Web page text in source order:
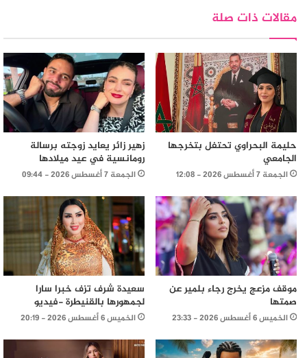
مقالات ذات صلة
حليمة البحراوي تحتفل بتخرجها
الجامعي
الجمعة 7 أغسطس 2026 - 12:08
زهير زائر يعايد زوجته برسالة
رومانسية في عيد ميلادها
الجمعة 7 أغسطس 2026 - 09:44
موقف مزعج يخرج رجاء بلمير عن
صمتها
الخميس 6 أغسطس 2026 - 23:33
سعيدة شرف تزف خبرا سارا
لجمهورها بالقنيطرة -فيديو
الخميس 6 أغسطس 2026 - 20:19